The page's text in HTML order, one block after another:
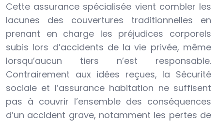
Cette assurance spécialisée vient combler les
lacunes des couvertures traditionnelles en
prenant en charge les préjudices corporels
subis lors d’accidents de la vie privée, même
lorsqu’aucun tiers n’est responsable.
Contrairement aux idées reçues, la Sécurité
sociale et l’assurance habitation ne suffisent
pas à couvrir l’ensemble des conséquences
d’un accident grave, notamment les pertes de